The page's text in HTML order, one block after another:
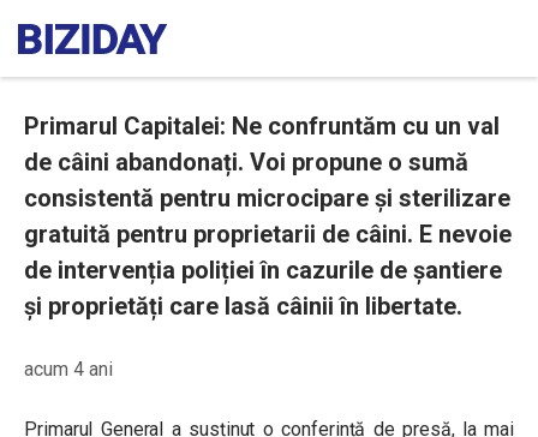
Primarul Capitalei: Ne confruntăm cu un val
de câini abandonați. Voi propune o sumă
consistentă pentru microcipare și sterilizare
gratuită pentru proprietarii de câini. E nevoie
de intervenția poliției în cazurile de șantiere
și proprietăți care lasă câinii în libertate.
acum 4 ani
Primarul General a susținut o conferință de presă, la mai